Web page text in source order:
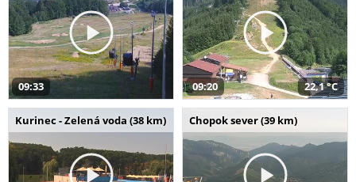
09:33 09:20 22,1 °C
Kurinec - Zelená voda (38 km) Chopok sever (39 km)